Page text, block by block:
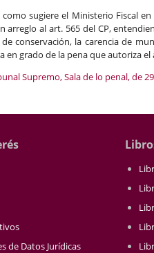
sugiere el Ministerio Fiscal
arreglo al art. 565 del CP,
conservación, la carencia de
en grado de la pena que autoriza el
Supremo, Sala de lo penal, de
de Datos Jurídicas